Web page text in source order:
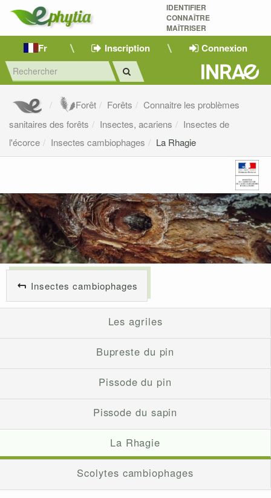
IDENTIFIER
CONNAÎTRE
MAÎTRISER
Fr Inscription Connexion
Forêt Forêts
Connaitre les problèmes
sanitaires des forêts
Insectes, acariens
Insectes de
l'écorce
Insectes cambiophages La Rhagie
Insectes cambiophages
Les agriles
Bupreste du pin
Pissode du pin
Pissode du sapin
La Rhagie
Scolytes cambiophages